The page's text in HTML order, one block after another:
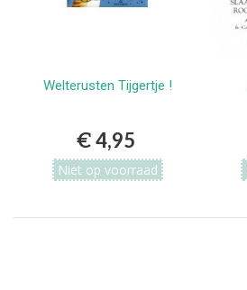
Welterusten Tijgertje !
€ 4,95
Niet op voorraad